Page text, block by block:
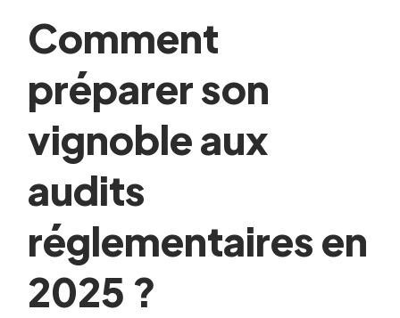
Comment
préparer son
vignoble aux
audits
réglementaires en
2025 ?